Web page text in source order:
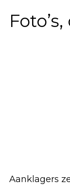
Aanklagers